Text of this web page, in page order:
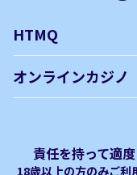
HTMQ
オンラインカジノ
オンラインカジノ フリ
ン おすすめ
責任を持って適
18歳以上の方のみご利